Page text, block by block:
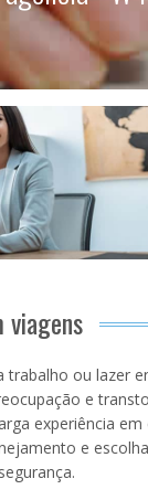
viagens
trabalho ou lazer
e
experiência
e